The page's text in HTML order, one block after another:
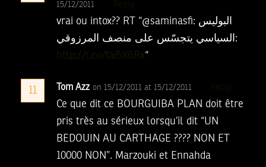
15/12/2011
vrai ou intox?? RT “@saminasfi: البوليس
السياسي يتجسّس على منصف المرزوقي:
http://t.co/fai5X6Rx“
11 Tom Azz on 15/12/2011 at 15/12/2011
Ce que dit ce BOURGUIBA PLAN doit être
pris très au sérieux lorsqu’il dit “UN
BEDOUIN AU CARTHAGE ???? NON ET
10000 NON”. Marzouki et Ennahda